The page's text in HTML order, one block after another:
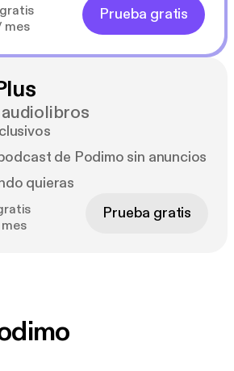
mes
Prueba gratis
de Podimo sin anuncios
quieras
Prueba gratis